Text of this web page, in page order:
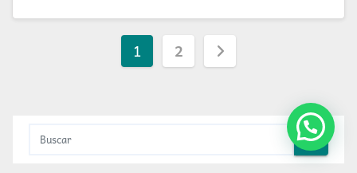
Paginación
1 2